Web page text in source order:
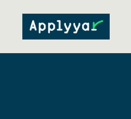
content